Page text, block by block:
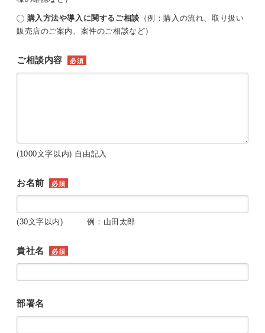
購入方法や導入に関するご相談 （例：購入の流れ、取り扱い
販売店のご案内、案件のご相談など）
ご相談内容 必須
(1000文字以内) 自由記入
お名前 必須
(30文字以内) 例：山田太郎
貴社名 必須
部署名